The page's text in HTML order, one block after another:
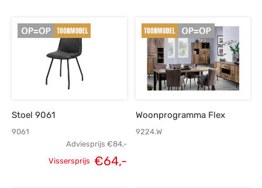
Stoel 9061
9061
Adviesprijs €84,-
Vissersprijs €64,-
Woonprogramma Flex
9224.W